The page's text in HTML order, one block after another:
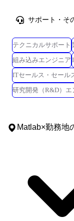
サポート・そ
テクニカルサポート
組み込みエンジニア
ITセールス・セール
研究開発（R&D）エ
Matlab×勤務地